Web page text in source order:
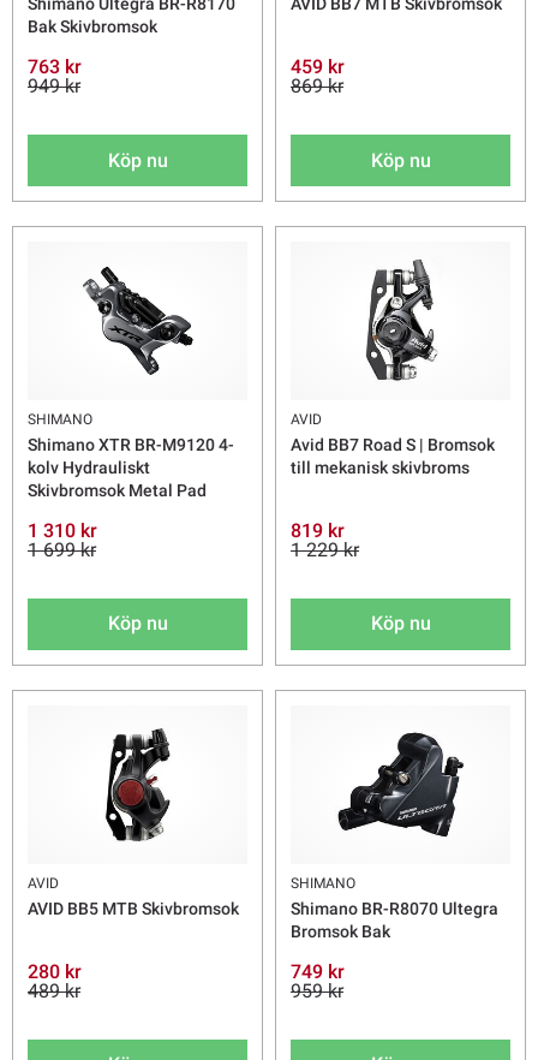
Bak Skivbromsok
763 kr
949 kr
Köp nu
459 kr
869 kr
Köp nu
SHIMANO
Shimano XTR BR-M9120 4-
kolv Hydrauliskt
Skivbromsok Metal Pad
1 310 kr
1 699 kr
Köp nu
AVID
Avid BB7 Road S | Bromsok
till mekanisk skivbroms
819 kr
1 229 kr
Köp nu
AVID
AVID BB5 MTB Skivbromsok
280 kr
489 kr
SHIMANO
Shimano BR-R8070 Ultegra
Bromsok Bak
749 kr
959 kr